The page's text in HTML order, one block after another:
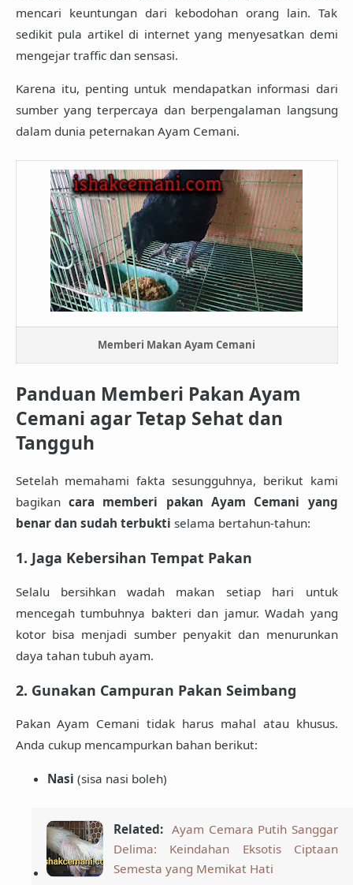
mencari keuntungan dari kebodohan orang lain. Tak
sedikit pula artikel di internet yang menyesatkan demi
mengejar traffic dan sensasi.
Karena itu, penting untuk mendapatkan informasi dari
sumber yang terpercaya dan berpengalaman langsung
dalam dunia peternakan Ayam Cemani.
Memberi Makan Ayam Cemani
Panduan Memberi Pakan Ayam
Cemani agar Tetap Sehat dan
Tangguh
Setelah memahami fakta sesungguhnya, berikut kami
bagikan cara memberi pakan Ayam Cemani yang
benar dan sudah terbukti selama bertahun-tahun:
1. Jaga Kebersihan Tempat Pakan
Selalu bersihkan wadah makan setiap hari untuk
mencegah tumbuhnya bakteri dan jamur. Wadah yang
kotor bisa menjadi sumber penyakit dan menurunkan
daya tahan tubuh ayam.
2. Gunakan Campuran Pakan Seimbang
Pakan Ayam Cemani tidak harus mahal atau khusus.
Anda cukup mencampurkan bahan berikut:
Nasi (sisa nasi boleh)
Related: Ayam Cemara Putih Sanggar
Delima: Keindahan Eksotis Ciptaan
Semesta yang Memikat Hati